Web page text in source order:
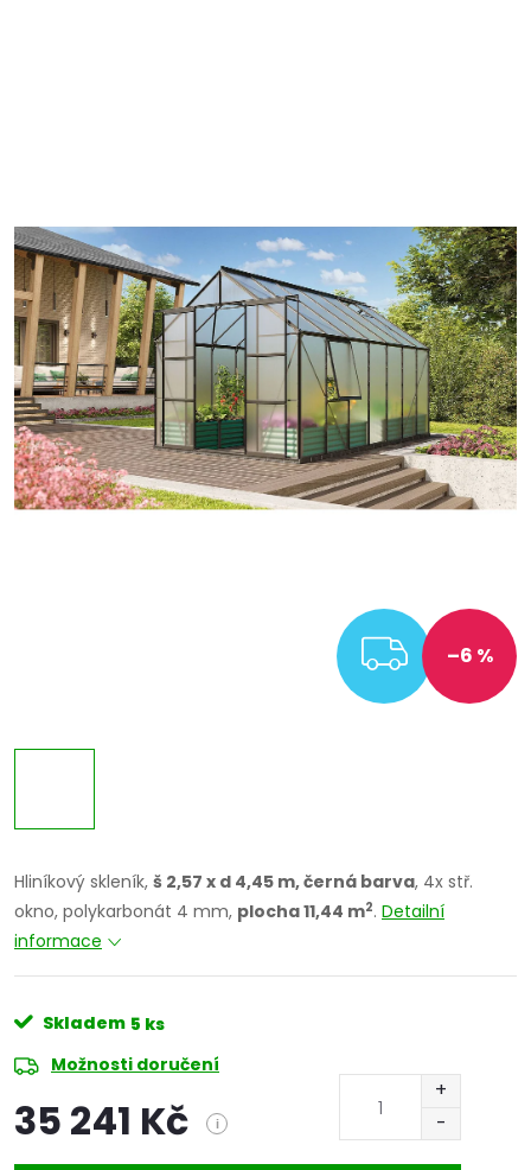
–6 %
Hliníkový skleník, š 2,57 x d 4,45 m, černá barva, 4x stř.
okno, polykarbonát 4 mm, plocha 11,44 m2. Detailní
informace
Skladem 5 ks
Možnosti doručení
35 241 Kč i